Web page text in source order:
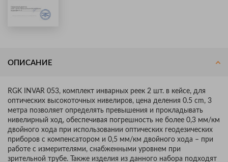
ОПИСАНИЕ
RGK INVAR 053, комплект инварных реек 2 шт. в кейсе, для
оптических высокоточных нивелиров, цена деления 0.5 cm, 3
метра позволяет определять превышения и прокладывать
нивелирный ход, обеспечивая погрешность не более 0,3 мм/км
двойного хода при использовании оптических геодезических
приборов с компенсатором и 0,5 мм/км двойного хода – при
работе с измерителями, снабженными уровнем при
зрительной трубе. Также изделия из данного набора подходят